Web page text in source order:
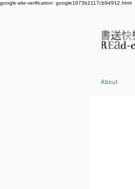
google-site-verification: google1673b2117cb94912.html
About